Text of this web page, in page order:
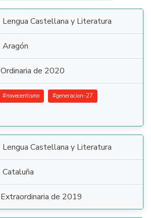
Lengua Castellana y Literatura
Aragón
Ordinaria de 2020
#novecentismo #generacion-27
Lengua Castellana y Literatura
Cataluña
Extraordinaria de 2019